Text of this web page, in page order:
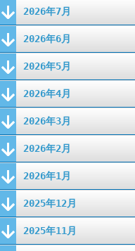
2026年7月
2026年6月
2026年5月
2026年4月
2026年3月
2026年2月
2026年1月
2025年12月
2025年11月